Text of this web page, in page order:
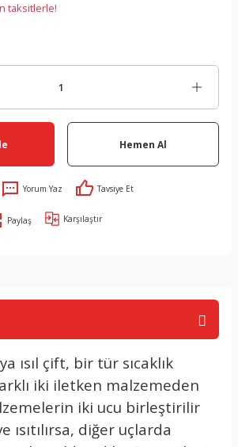
taksitlerle!
Hemen Al
Yorum Yaz Tavsiye Et
Paylaş Karşılaştır
ısıl çift, bir tür sıcaklık
iki iletken malzemeden
iki ucu birleştirilir
ısıtılırsa, diğer uçlarda